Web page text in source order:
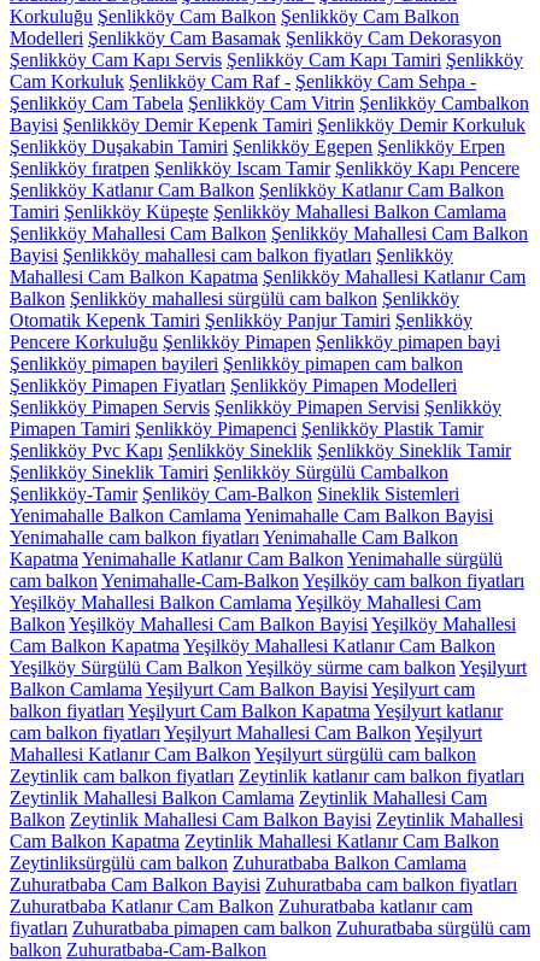
Korkuluğu Şenlikköy Cam Balkon Şenlikköy Cam Balkon
Modelleri Şenlikköy Cam Basamak Şenlikköy Cam Dekorasyon
Şenlikköy Cam Kapı Servis Şenlikköy Cam Kapı Tamiri Şenlikköy
Cam Korkuluk Şenlikköy Cam Raf - Şenlikköy Cam Sehpa -
Şenlikköy Cam Tabela Şenlikköy Cam Vitrin Şenlikköy Cambalkon
Bayisi Şenlikköy Demir Kepenk Tamiri Şenlikköy Demir Korkuluk
Şenlikköy Duşakabin Tamiri Şenlikköy Egepen Şenlikköy Erpen
Şenlikköy fıratpen Şenlikköy Iscam Tamir Şenlikköy Kapı Pencere
Şenlikköy Katlanır Cam Balkon Şenlikköy Katlanır Cam Balkon
Tamiri Şenlikköy Küpeşte Şenlikköy Mahallesi Balkon Camlama
Şenlikköy Mahallesi Cam Balkon Şenlikköy Mahallesi Cam Balkon
Bayisi Şenlikköy mahallesi cam balkon fiyatları Şenlikköy
Mahallesi Cam Balkon Kapatma Şenlikköy Mahallesi Katlanır Cam
Balkon Şenlikköy mahallesi sürgülü cam balkon Şenlikköy
Otomatik Kepenk Tamiri Şenlikköy Panjur Tamiri Şenlikköy
Pencere Korkuluğu Şenlikköy Pimapen Şenlikköy pimapen bayi
Şenlikköy pimapen bayileri Şenlikköy pimapen cam balkon
Şenlikköy Pimapen Fiyatları Şenlikköy Pimapen Modelleri
Şenlikköy Pimapen Servis Şenlikköy Pimapen Servisi Şenlikköy
Pimapen Tamiri Şenlikköy Pimapenci Şenlikköy Plastik Tamir
Şenlikköy Pvc Kapı Şenlikköy Sineklik Şenlikköy Sineklik Tamir
Şenlikköy Sineklik Tamiri Şenlikköy Sürgülü Cambalkon
Şenlikköy-Tamir Şenliköy Cam-Balkon Sineklik Sistemleri
Yenimahalle Balkon Camlama Yenimahalle Cam Balkon Bayisi
Yenimahalle cam balkon fiyatları Yenimahalle Cam Balkon
Kapatma Yenimahalle Katlanır Cam Balkon Yenimahalle sürgülü
cam balkon Yenimahalle-Cam-Balkon Yeşilköy cam balkon fiyatları
Yeşilköy Mahallesi Balkon Camlama Yeşilköy Mahallesi Cam
Balkon Yeşilköy Mahallesi Cam Balkon Bayisi Yeşilköy Mahallesi
Cam Balkon Kapatma Yeşilköy Mahallesi Katlanır Cam Balkon
Yeşilköy Sürgülü Cam Balkon Yeşilköy sürme cam balkon Yeşilyurt
Balkon Camlama Yeşilyurt Cam Balkon Bayisi Yeşilyurt cam
balkon fiyatları Yeşilyurt Cam Balkon Kapatma Yeşilyurt katlanır
cam balkon fiyatları Yeşilyurt Mahallesi Cam Balkon Yeşilyurt
Mahallesi Katlanır Cam Balkon Yeşilyurt sürgülü cam balkon
Zeytinlik cam balkon fiyatları Zeytinlik katlanır cam balkon fiyatları
Zeytinlik Mahallesi Balkon Camlama Zeytinlik Mahallesi Cam
Balkon Zeytinlik Mahallesi Cam Balkon Bayisi Zeytinlik Mahallesi
Cam Balkon Kapatma Zeytinlik Mahallesi Katlanır Cam Balkon
Zeytinliksürgülü cam balkon Zuhuratbaba Balkon Camlama
Zuhuratbaba Cam Balkon Bayisi Zuhuratbaba cam balkon fiyatları
Zuhuratbaba Katlanır Cam Balkon Zuhuratbaba katlanır cam
fiyatları Zuhuratbaba pimapen cam balkon Zuhuratbaba sürgülü cam
balkon Zuhuratbaba-Cam-Balkon